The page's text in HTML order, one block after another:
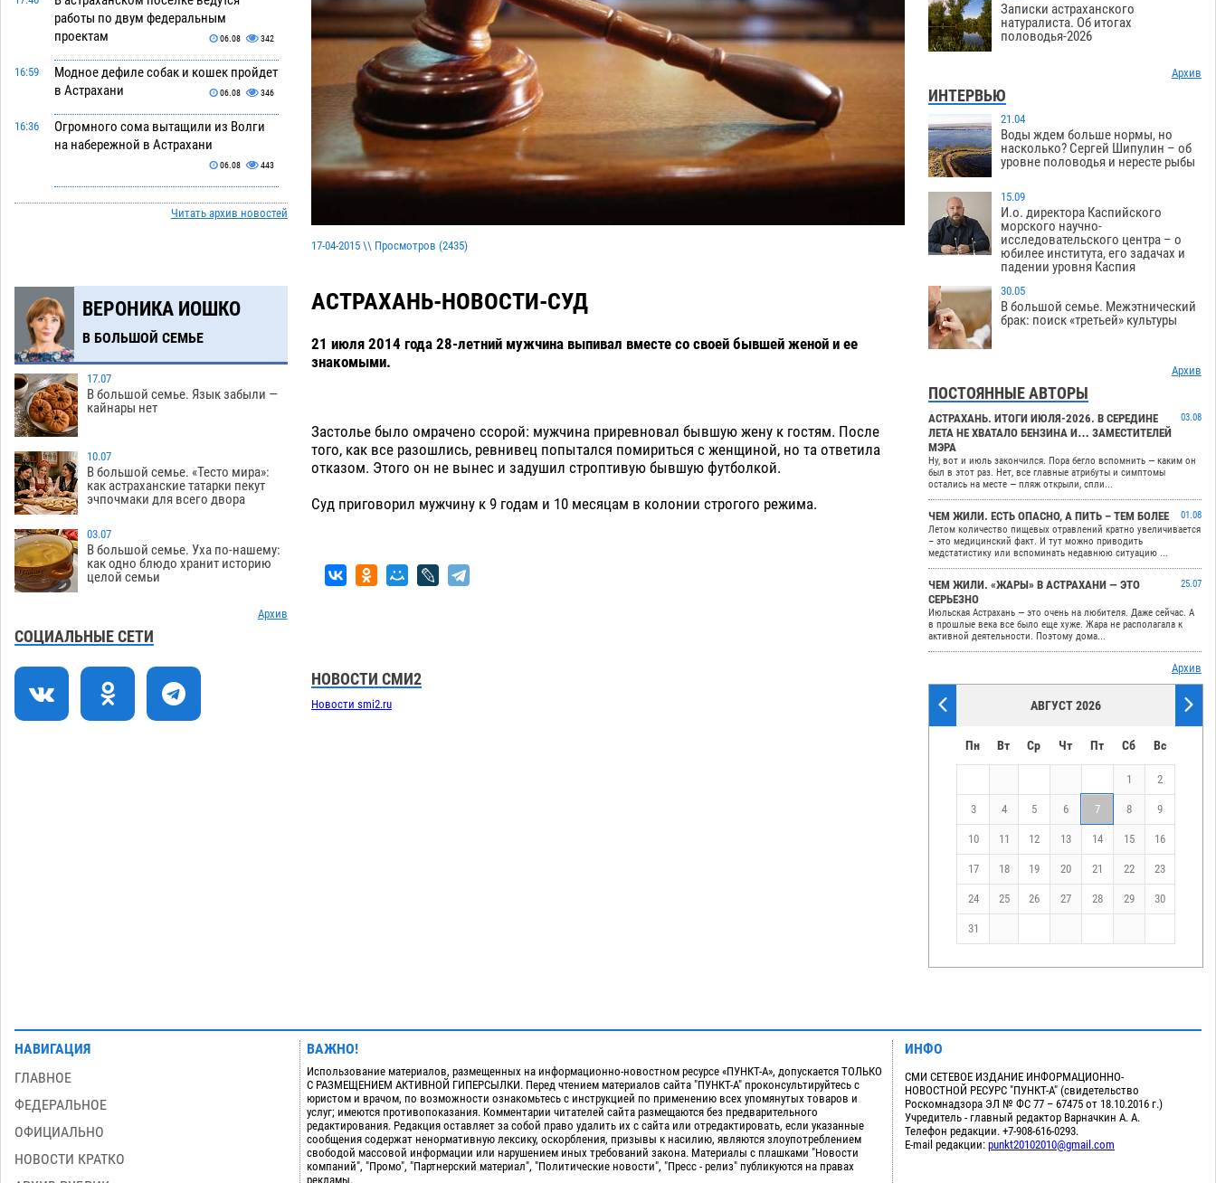
работы по двум федеральным
проектам
06.08 342
16:59
Модное дефиле собак и кошек пройдет
в Астрахани
06.08 346
16:36
Огромного сома вытащили из Волги
на набережной в Астрахани
06.08 443
Предприниматели с рынка
Жилгородок в Астрахани продолжают
15:22
Ящерицу из астраханской пустыни
поместили на новой серебряной
монете Банка России
14:35
Буддийские святыни из Астрахани
выставили в музее Пушкина в Москве
06.08 306
13:50
Мэрия Астрахани переводит городские
зеленые зоны на автоматический
полив
06.08 305
13:13
Скончался второй ребенок после
12:49
Астраханские гандболисты с крупной
победы стартовали на Всероссийской
Спартакиаде
12:16
В астраханском селе невестка
11:45
Астраханские приставы выдворили 12
нелегалов прямым рейсом из
Читать архив новостей
ВЕРОНИКА ИОШКО
В БОЛЬШОЙ СЕМЬЕ
17.07
В большой семье. Язык забыли —
кайнары нет
10.07
В большой семье. «Тесто мира»:
как астраханские татарки пекут
эчпочмаки для всего двора
03.07
В большой семье. Уха по-нашему:
как одно блюдо хранит историю
целой семьи
Архив
СОЦИАЛЬНЫЕ СЕТИ
17-04-2015 \\ Просмотров (2435)
АСТРАХАНЬ-НОВОСТИ-СУД
21 июля 2014 года 28-летний мужчина выпивал вместе со своей бывшей женой и ее
знакомыми.
Застолье было омрачено ссорой: мужчина приревновал бывшую жену к гостям. После
того, как все разошлись, ревнивец попытался помириться с женщиной, но та ответила
отказом. Этого он не вынес и задушил строптивую бывшую футболкой.
Суд приговорил мужчину к 9 годам и 10 месяцам в колонии строгого режима.
НОВОСТИ СМИ2
Новости smi2.ru
Записки астраханского
натуралиста. Об итогах
половодья-2026
Архив
ИНТЕРВЬЮ
21.04
Воды ждем больше нормы, но
насколько? Сергей Шипулин – об
уровне половодья и нересте рыбы
15.09
И.о. директора Каспийского
морского научно-
исследовательского центра – о
юбилее института, его задачах и
падении уровня Каспия
30.05
В большой семье. Межэтнический
брак: поиск «третьей» культуры
Архив
ПОСТОЯННЫЕ АВТОРЫ
АСТРАХАНЬ. ИТОГИ ИЮЛЯ-2026. В СЕРЕДИНЕ
ЛЕТА НЕ ХВАТАЛО БЕНЗИНА И… ЗАМЕСТИТЕЛЕЙ
МЭРА
03.08
Ну, вот и июль закончился. Пора бегло вспомнить — каким он
был в этот раз. Нет, все главные атрибуты и симптомы
остались на месте — пляж открыли, спли...
ЧЕМ ЖИЛИ. ЕСТЬ ОПАСНО, А ПИТЬ – ТЕМ БОЛЕЕ
01.08
Летом количество пищевых отравлений кратно увеличивается
– это медицинский факт. И тут можно приводить
медстатистику или вспоминать недавнюю ситуацию ...
ЧЕМ ЖИЛИ. «ЖАРЫ» В АСТРАХАНИ — ЭТО
СЕРЬЕЗНО
25.07
Июльская Астрахань — это очень на любителя. Даже сейчас. А
в прошлые века все было еще хуже. Жара не располагала к
активной деятельности. Поэтому дома...
Архив
АВГУСТ 2026
Пн Вт Ср Чт Пт Сб Вс
1 2
3 4 5 6 7 8 9
10 11 12 13 14 15 16
17 18 19 20 21 22 23
24 25 26 27 28 29 30
31
НАВИГАЦИЯ
ГЛАВНОЕ
ФЕДЕРАЛЬНОЕ
ОФИЦИАЛЬНО
НОВОСТИ КРАТКО
ВАЖНО!
Использование материалов, размещенных на информационно-новостном ресурсе «ПУНКТ-А», допускается ТОЛЬКО
С РАЗМЕЩЕНИЕМ АКТИВНОЙ ГИПЕРСЫЛКИ. Перед чтением материалов сайта "ПУНКТ-А" проконсультируйтесь с
юристом и врачом, по возможности ознакомьтесь с инструкцией по применению всех упомянутых товаров и
услуг; имеются противопоказания. Комментарии читателей сайта размещаются без предварительного
редактирования. Редакция оставляет за собой право удалить их с сайта или отредактировать, если указанные
сообщения содержат ненормативную лексику, оскорбления, призывы к насилию, являются злоупотреблением
свободой массовой информации или нарушением иных требований закона. Материалы с плашками "Новости
компаний", "Промо", "Партнерский материал", "Политические новости", "Пресс - релиз" публикуются на правах
рекламы.
ИНФО
СМИ СЕТЕВОЕ ИЗДАНИЕ ИНФОРМАЦИОННО-
НОВОСТНОЙ РЕСУРС "ПУНКТ-А" (свидетельство
Роскомнадзора ЭЛ № ФС 77 – 67475 от 18.10.2016 г.)
Учредитель - главный редактор Варначкин А. А.
Телефон редакции. +7-908-616-0293.
E-mail редакции: punkt20102010@gmail.com